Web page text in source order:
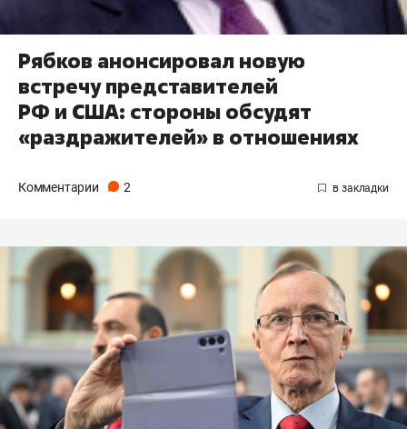
Рябков анонсировал новую
встречу представителей
РФ и США: стороны обсудят
«раздражителей» в отношениях
Комментарии 2